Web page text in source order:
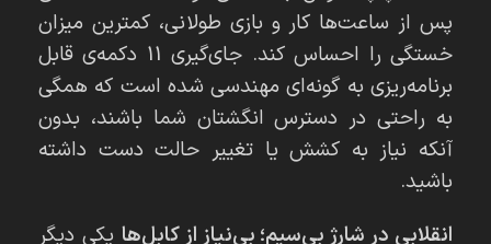
پس از ساعت‌ها کار و بازی طولانی، کمترین میزان
خستگی را احساس کند. جای‌گیری 11 دکمه‌ی قابل
برنامه‌ریزی به گونه‌ای مهندسی شده است که همگی
به راحتی در دسترس انگشتان شما باشند، بدون
آنکه نیاز به کشش یا تغییر حالت دست داشته
باشید.
انقلابی در شارژ بی‌سیم؛ بی‌نیاز از کابل‌ها یکی دیگر